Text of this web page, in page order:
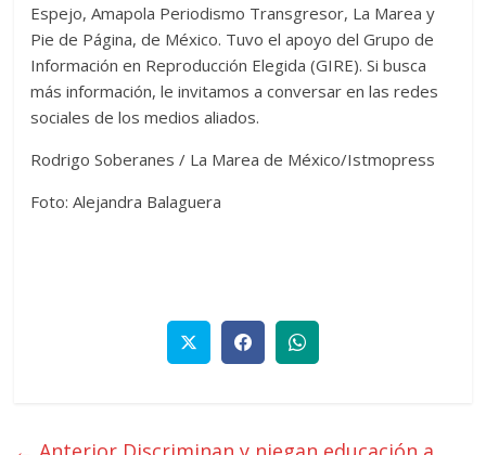
Espejo, Amapola Periodismo Transgresor, La Marea y
Pie de Página, de México. Tuvo el apoyo del Grupo de
Información en Reproducción Elegida (GIRE). Si busca
más información, le invitamos a conversar en las redes
sociales de los medios aliados.
Rodrigo Soberanes / La Marea de México/Istmopress
Foto: Alejandra Balaguera